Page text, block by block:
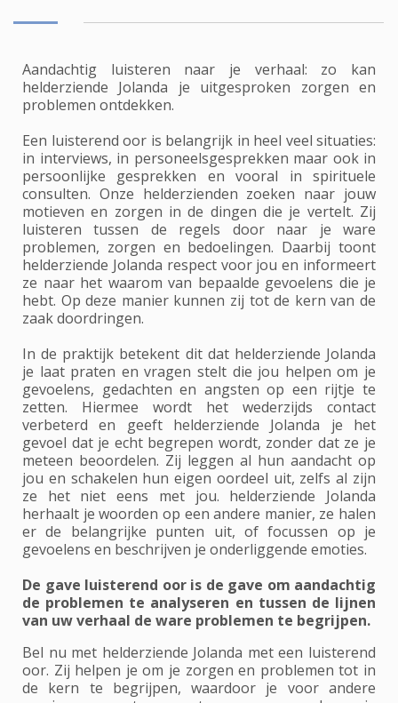
Aandachtig luisteren naar je verhaal: zo kan
helderziende Jolanda je uitgesproken zorgen en
problemen ontdekken.
Een luisterend oor is belangrijk in heel veel situaties:
in interviews, in personeelsgesprekken maar ook in
persoonlijke gesprekken en vooral in spirituele
consulten. Onze helderzienden zoeken naar jouw
motieven en zorgen in de dingen die je vertelt. Zij
luisteren tussen de regels door naar je ware
problemen, zorgen en bedoelingen. Daarbij toont
helderziende Jolanda respect voor jou en informeert
ze naar het waarom van bepaalde gevoelens die je
hebt. Op deze manier kunnen zij tot de kern van de
zaak doordringen.
In de praktijk betekent dit dat helderziende Jolanda
je laat praten en vragen stelt die jou helpen om je
gevoelens, gedachten en angsten op een rijtje te
zetten. Hiermee wordt het wederzijds contact
verbeterd en geeft helderziende Jolanda je het
gevoel dat je echt begrepen wordt, zonder dat ze je
meteen beoordelen. Zij leggen al hun aandacht op
jou en schakelen hun eigen oordeel uit, zelfs al zijn
ze het niet eens met jou. helderziende Jolanda
herhaalt je woorden op een andere manier, ze halen
er de belangrijke punten uit, of focussen op je
gevoelens en beschrijven je onderliggende emoties.
De gave luisterend oor is de gave om aandachtig
de problemen te analyseren en tussen de lijnen
van uw verhaal de ware problemen te begrijpen.
Bel nu met helderziende Jolanda met een luisterend
oor. Zij helpen je om je zorgen en problemen tot in
de kern te begrijpen, waardoor je voor andere